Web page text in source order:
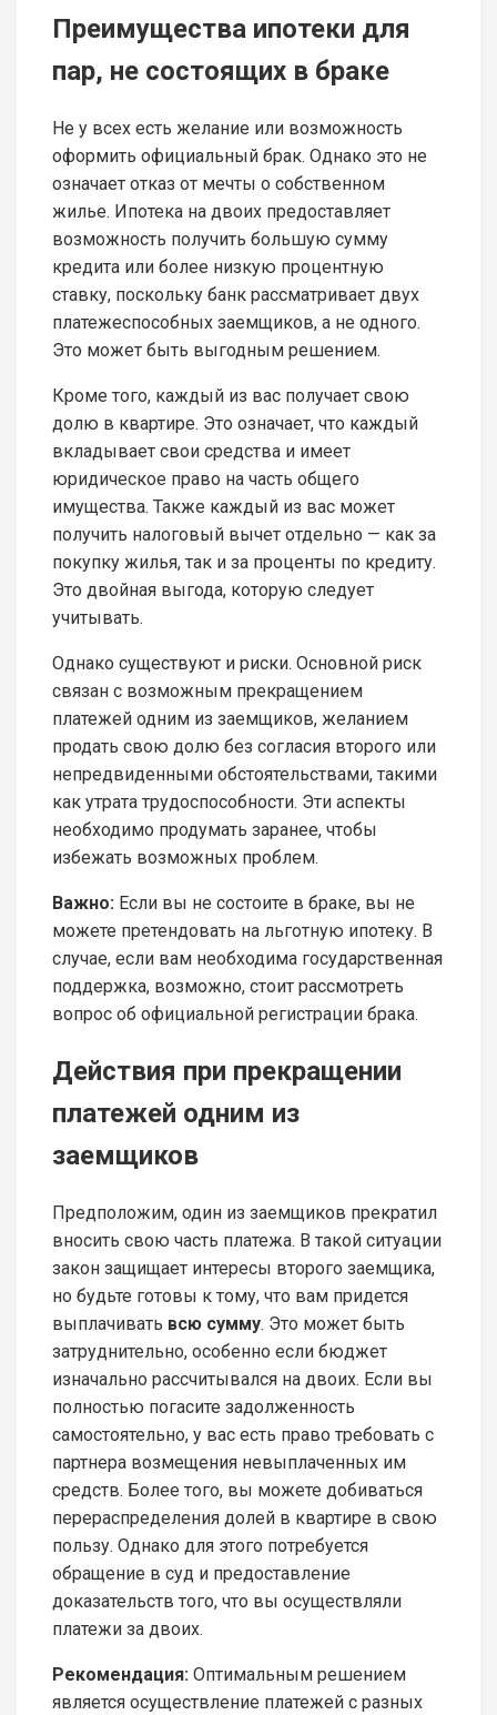
Преимущества ипотеки для
пар, не состоящих в браке
Не у всех есть желание или возможность
оформить официальный брак. Однако это не
означает отказ от мечты о собственном
жилье. Ипотека на двоих предоставляет
возможность получить большую сумму
кредита или более низкую процентную
ставку, поскольку банк рассматривает двух
платежеспособных заемщиков, а не одного.
Это может быть выгодным решением.
Кроме того, каждый из вас получает свою
долю в квартире. Это означает, что каждый
вкладывает свои средства и имеет
юридическое право на часть общего
имущества. Также каждый из вас может
получить налоговый вычет отдельно — как за
покупку жилья, так и за проценты по кредиту.
Это двойная выгода, которую следует
учитывать.
Однако существуют и риски. Основной риск
связан с возможным прекращением
платежей одним из заемщиков, желанием
продать свою долю без согласия второго или
непредвиденными обстоятельствами, такими
как утрата трудоспособности. Эти аспекты
необходимо продумать заранее, чтобы
избежать возможных проблем.
Важно: Если вы не состоите в браке, вы не
можете претендовать на льготную ипотеку. В
случае, если вам необходима государственная
поддержка, возможно, стоит рассмотреть
вопрос об официальной регистрации брака.
Действия при прекращении
платежей одним из
заемщиков
Предположим, один из заемщиков прекратил
вносить свою часть платежа. В такой ситуации
закон защищает интересы второго заемщика,
но будьте готовы к тому, что вам придется
выплачивать всю сумму. Это может быть
затруднительно, особенно если бюджет
изначально рассчитывался на двоих. Если вы
полностью погасите задолженность
самостоятельно, у вас есть право требовать с
партнера возмещения невыплаченных им
средств. Более того, вы можете добиваться
перераспределения долей в квартире в свою
пользу. Однако для этого потребуется
обращение в суд и предоставление
доказательств того, что вы осуществляли
платежи за двоих.
Рекомендация: Оптимальным решением
является осуществление платежей с разных